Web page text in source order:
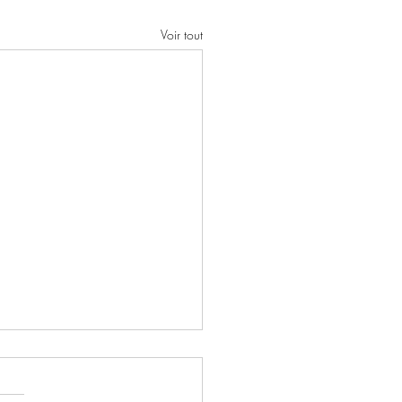
Voir tout
– Jeannine Forge